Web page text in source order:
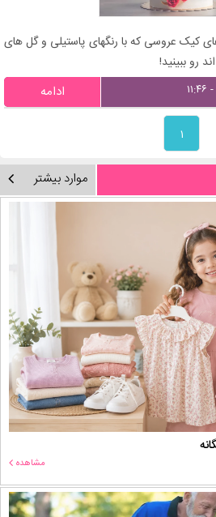
کیک عروسی که با رنگهای پاستیلی و گل های
رو ببینید!
ادامه
۱
موارد بیشتر
مشاهده